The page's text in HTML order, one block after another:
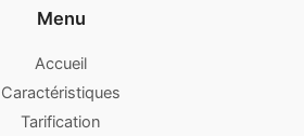
Menu
Accueil
Caractéristiques
Tarification